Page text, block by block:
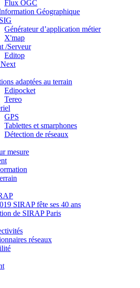
Flux OGC
Géographique
Générateur d’application métier
X'map
/Serveur
Editop
adaptées au terrain
Edipocket
Tereo
GPS
Tablettes et smarphones
Détection de réseaux
mesure
SIRAP fête ses 40 ans
de SIRAP Paris
réseaux